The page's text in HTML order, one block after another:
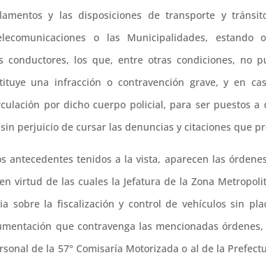
y las disposiciones de transporte y
o las Municipalidades,
conductores, los que, entre otras condiciones, no
una infracción o contravención grave, y en
por dicho cuerpo policial, para ser puestos a
perjuicio de cursar las denuncias y citaciones que
antecedentes tenidos a la vista, aparecen las
virtud de las cuales la Jefatura de la Zona
sobre la fiscalización y control de vehículos sin
que contravenga las mencionadas
de la 57° Comisaría Motorizada o al de la